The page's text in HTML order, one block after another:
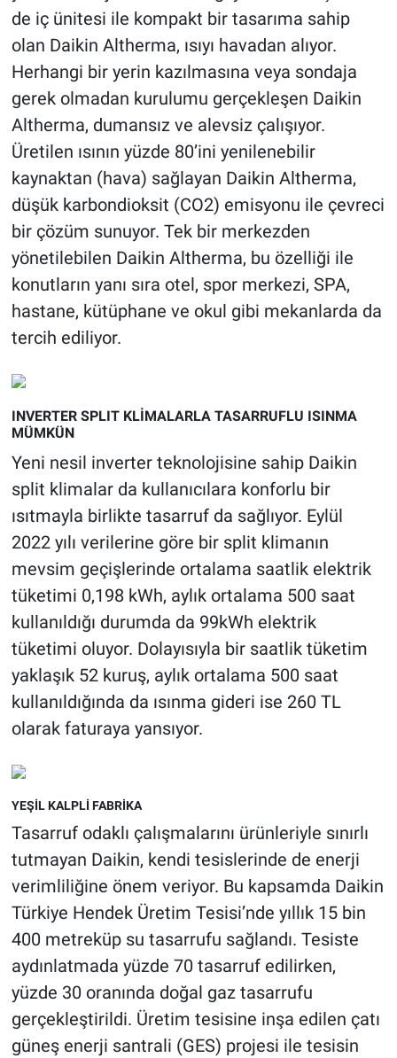
de iç ünitesi ile kompakt bir tasarıma sahip
olan Daikin Altherma, ısıyı havadan alıyor.
Herhangi bir yerin kazılmasına veya sondaja
gerek olmadan kurulumu gerçekleşen Daikin
Altherma, dumansız ve alevsiz çalışıyor.
Üretilen ısının yüzde 80’ini yenilenebilir
kaynaktan (hava) sağlayan Daikin Altherma,
düşük karbondioksit (CO2) emisyonu ile çevreci
bir çözüm sunuyor. Tek bir merkezden
yönetilebilen Daikin Altherma, bu özelliği ile
konutların yanı sıra otel, spor merkezi, SPA,
hastane, kütüphane ve okul gibi mekanlarda da
tercih ediliyor.
INVERTER SPLIT KLİMALARLA TASARRUFLU ISINMA
MÜMKÜN
Yeni nesil inverter teknolojisine sahip Daikin
split klimalar da kullanıcılara konforlu bir
ısıtmayla birlikte tasarruf da sağlıyor. Eylül
2022 yılı verilerine göre bir split klimanın
mevsim geçişlerinde ortalama saatlik elektrik
tüketimi 0,198 kWh, aylık ortalama 500 saat
kullanıldığı durumda da 99kWh elektrik
tüketimi oluyor. Dolayısıyla bir saatlik tüketim
yaklaşık 52 kuruş, aylık ortalama 500 saat
kullanıldığında da ısınma gideri ise 260 TL
olarak faturaya yansıyor.
YEŞİL KALPLİ FABRİKA
Tasarruf odaklı çalışmalarını ürünleriyle sınırlı
tutmayan Daikin, kendi tesislerinde de enerji
verimliliğine önem veriyor. Bu kapsamda Daikin
Türkiye Hendek Üretim Tesisi’nde yıllık 15 bin
400 metreküp su tasarrufu sağlandı. Tesiste
aydınlatmada yüzde 70 tasarruf edilirken,
yüzde 30 oranında doğal gaz tasarrufu
gerçekleştirildi. Üretim tesisine inşa edilen çatı
güneş enerji santrali (GES) projesi ile tesisin